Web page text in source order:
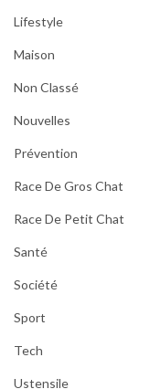
Lifestyle
Maison
Non Classé
Nouvelles
Prévention
Race De Gros Chat
Race De Petit Chat
Santé
Société
Sport
Tech
Ustensile